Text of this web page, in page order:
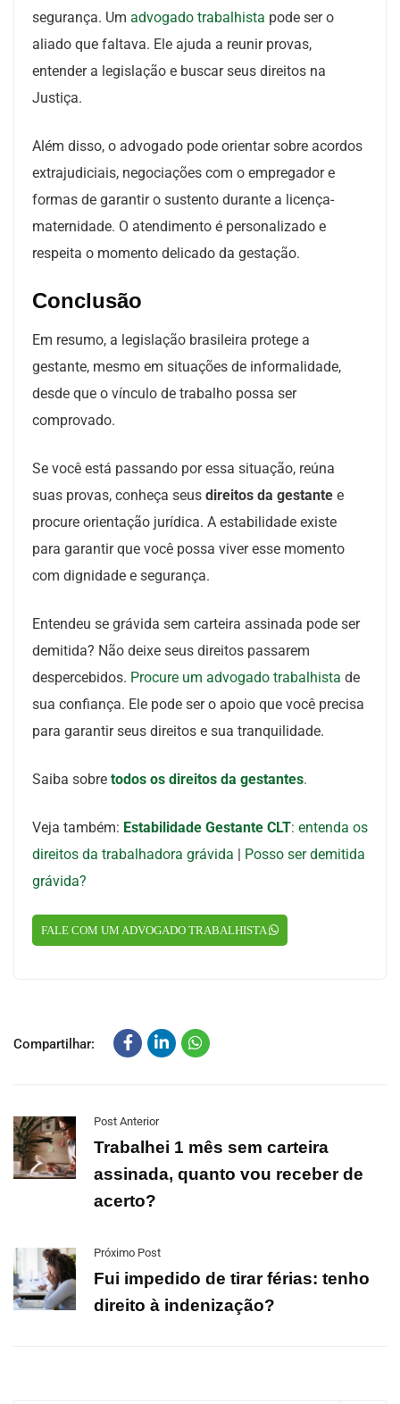
segurança. Um advogado trabalhista pode ser o
aliado que faltava. Ele ajuda a reunir provas,
entender a legislação e buscar seus direitos na
Justiça.
Além disso, o advogado pode orientar sobre acordos
extrajudiciais, negociações com o empregador e
formas de garantir o sustento durante a licença-
maternidade. O atendimento é personalizado e
respeita o momento delicado da gestação.
Conclusão
Em resumo, a legislação brasileira protege a
gestante, mesmo em situações de informalidade,
desde que o vínculo de trabalho possa ser
comprovado.
Se você está passando por essa situação, reúna
suas provas, conheça seus direitos da gestante e
procure orientação jurídica. A estabilidade existe
para garantir que você possa viver esse momento
com dignidade e segurança.
Entendeu se grávida sem carteira assinada pode ser
demitida? Não deixe seus direitos passarem
despercebidos. Procure um advogado trabalhista de
sua confiança. Ele pode ser o apoio que você precisa
para garantir seus direitos e sua tranquilidade.
Saiba sobre todos os direitos da gestantes.
Veja também: Estabilidade Gestante CLT: entenda os
direitos da trabalhadora grávida | Posso ser demitida
grávida?
FALE COM UM ADVOGADO TRABALHISTA
Compartilhar:
Post Anterior
Trabalhei 1 mês sem carteira
assinada, quanto vou receber de
acerto?
Próximo Post
Fui impedido de tirar férias: tenho
direito à indenização?